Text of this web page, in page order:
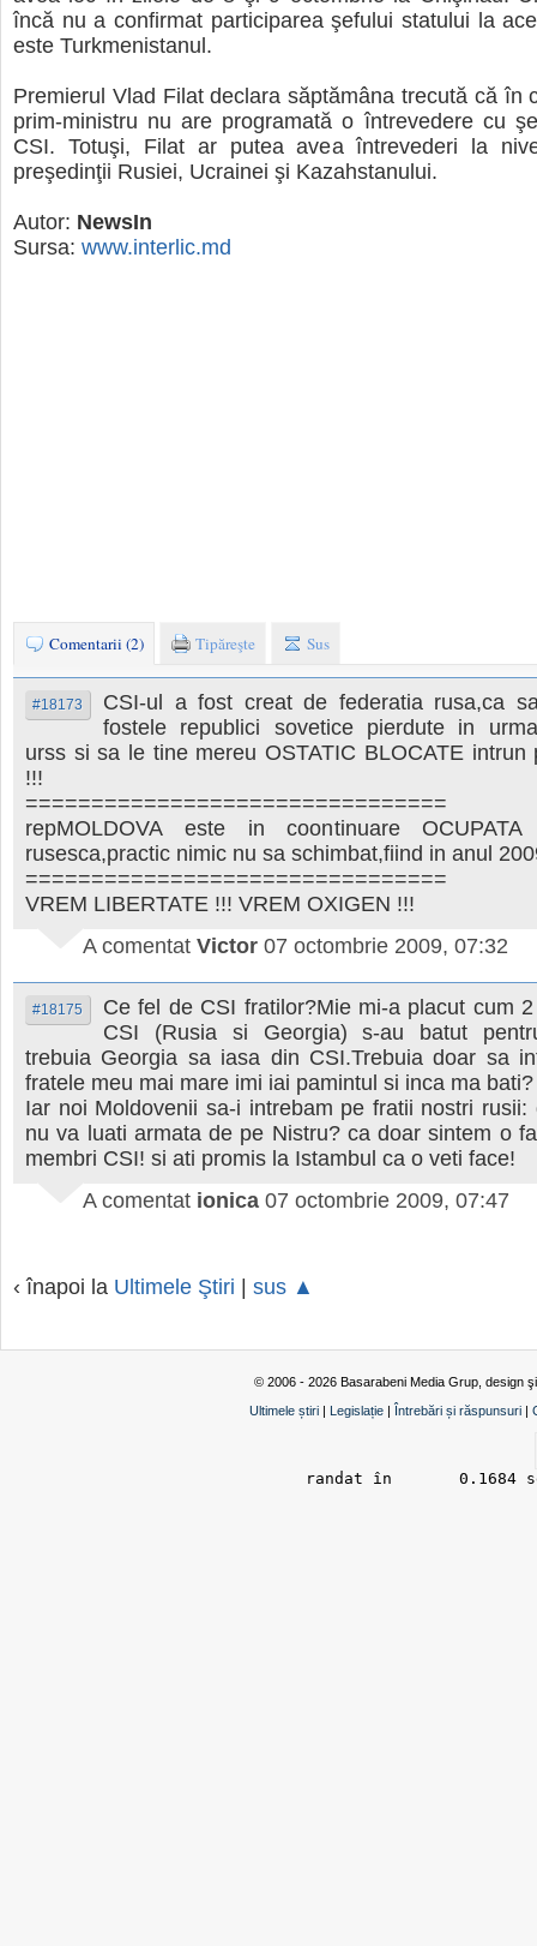
încă nu a confirmat participarea şefului statului la
este Turkmenistanul.
Premierul Vlad Filat declara săptămâna trecută că în
prim-ministru nu are programată o întrevedere cu
CSI. Totuşi, Filat ar putea avea întrevederi la
preşedinţii Rusiei, Ucrainei şi Kazahstanului.
Autor: NewsIn
Sursa: www.interlic.md
Comentarii (2) Tipăreşte Sus
#18173
CSI-ul a fost creat de federatia rusa,ca
fostele republici sovetice pierdute in
urss si sa le tine mereu OSTATIC BLOCATE intrun
!!!
================================
repMOLDOVA este in coontinuare
rusesca,practic nimic nu sa schimbat,fiind in anul
================================
VREM LIBERTATE !!! VREM OXIGEN !!!
A comentat Victor 07 octombrie 2009, 07:32
#18175
Ce fel de CSI fratilor?Mie mi-a placut cum
CSI (Rusia si Georgia) s-au batut
trebuia Georgia sa iasa din CSI.Trebuia doar sa
fratele meu mai mare imi iai pamintul si inca ma bati?
Iar noi Moldovenii sa-i intrebam pe fratii nostri rusii:
nu va luati armata de pe Nistru? ca doar sintem o
membri CSI! si ati promis la Istambul ca o veti face!
A comentat ionica 07 octombrie 2009, 07:47
‹ înapoi la Ultimele Ştiri | sus ▲
© 2006 - 2026 Basarabeni Media Grup, design
Ultimele știri | Legislație | Întrebări și răspunsuri |
randat în